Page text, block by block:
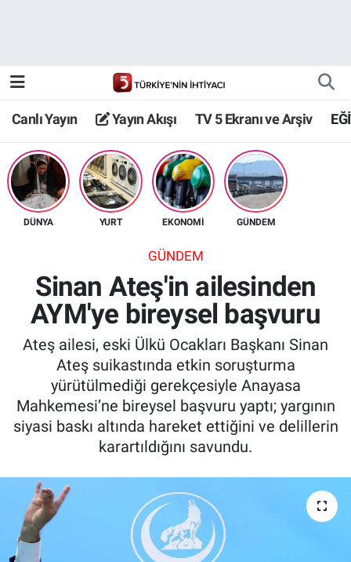
Canlı Yayın Yayın Akışı TV 5 Ekranı ve Arşiv
DÜNYA YURT EKONOMİ GÜNDEM
GÜNDEM
Sinan Ateş'in ailesinden
AYM'ye bireysel başvuru
Ateş ailesi, eski Ülkü Ocakları Başkanı Sinan
Ateş suikastında etkin soruşturma
yürütülmediği gerekçesiyle Anayasa
Mahkemesi’ne bireysel başvuru yaptı; yargının
siyasi baskı altında hareket ettiğini ve delillerin
karartıldığını savundu.
TV 5 Ekranı ve Arşiv